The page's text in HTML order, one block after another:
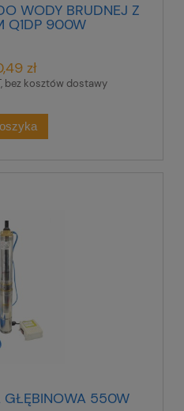
WODY BRUDNEJ Z
Q1DP 900W
zł
bez kosztów dostawy
GŁĘBINOWA 550W